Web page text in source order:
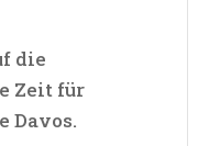
die
Zeit für
Davos.